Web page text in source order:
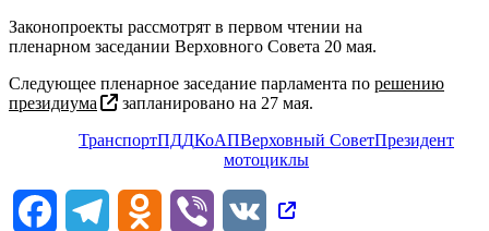
Законопроекты рассмотрят в первом чтении на
пленарном заседании Верховного Совета 20 мая.
Следующее пленарное заседание парламента по решению
президиума
запланировано на 27 мая.
ТранспортПДДКоАПВерховный СоветПрезидент
мотоциклы
FacebookTelegram Odnoklassniki
Viber
VK